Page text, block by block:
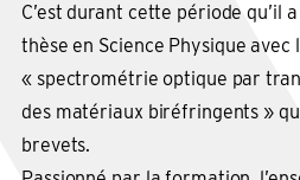
C’est durant cette période qu’il
thèse en Science Physique avec
« spectrométrie optique par
des matériaux biréfringents »
brevets.